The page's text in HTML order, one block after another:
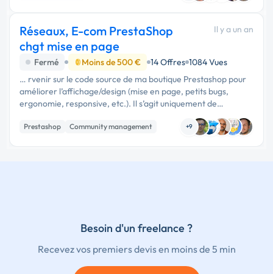
Réseaux, E-com PrestaShop
chgt mise en page
Il y a un an
Fermé Moins de 500 € 14 Offres 1084 Vues
… rvenir sur le code source de ma boutique Prestashop pour
améliorer l’affichage/design (mise en page, petits bugs,
ergonomie, responsive, etc.). Il s’agit uniquement de
retouches graphiques et techniques sur Prestashop (aucune
création ni ajout …
Prestashop Community management +9
Besoin d'un freelance ?
Recevez vos premiers devis en moins de 5 min